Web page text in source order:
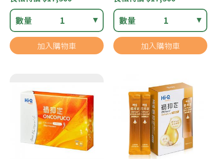
數量 1
加入購物車
數量 1
加入購物車